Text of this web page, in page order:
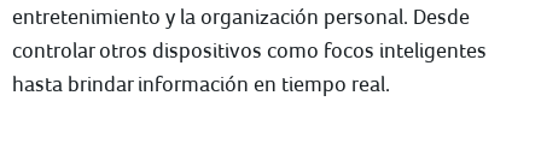
entretenimiento y la organización personal. Desde
controlar otros dispositivos como focos inteligentes
hasta brindar información en tiempo real.